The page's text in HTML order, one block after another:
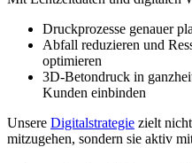
Druckprozesse genauer
Abfall reduzieren und
optimieren
3D‑Betondruck in
Kunden einbinden
Unsere Digitalstrategie zielt
mitzugehen, sondern sie aktiv